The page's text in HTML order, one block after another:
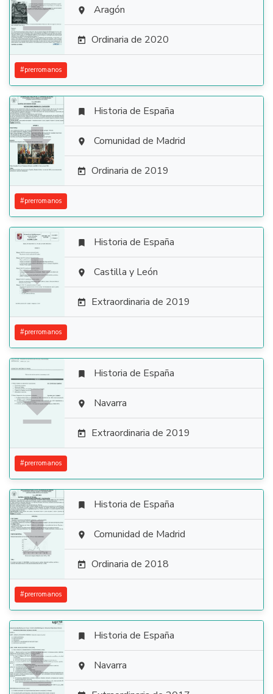
  Aragón
 Ordinaria de 2020
#prerromanos

 Historia de España
 Comunidad de Madrid
 Ordinaria de 2019
#prerromanos

 Historia de España
 Castilla y León
 Extraordinaria de 2019
#prerromanos

 Historia de España
 Navarra
 Extraordinaria de 2019
#prerromanos

 Historia de España
 Comunidad de Madrid
 Ordinaria de 2018
#prerromanos

 Historia de España
 Navarra